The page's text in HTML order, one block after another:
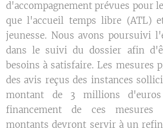
d'accompagnement prévues pour
que l'accueil temps libre (ATL)
jeunesse. Nous avons poursuivi
dans le suivi du dossier afin
besoins à satisfaire. Les mesures
des avis reçus des instances
montant de 3 millions
financement de ces mesures
montants devront servir à un